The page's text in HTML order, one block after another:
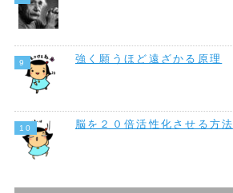
強く願うほど遠ざかる原理
脳を２０倍活性化させる方法